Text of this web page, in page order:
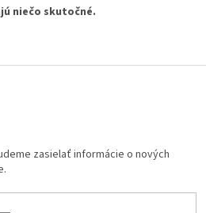
niečo skutočné.
zasielať informácie o nových